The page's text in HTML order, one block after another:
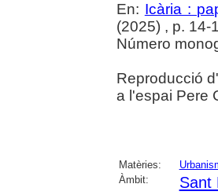
En: Icària :
(2025) , p. 14-
Número
Reproducció
a l'espai Pere
Matèries:
Àmbit:
Sant